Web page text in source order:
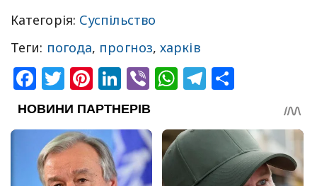
Категорія: Суспільство
Теги: погода, прогноз,харків
Facebook
Twitter
Pinterest
LinkedIn
ViberWhatsApp
Telegram